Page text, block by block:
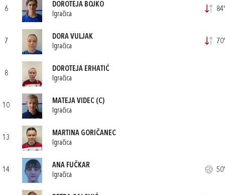
6
DOROTEJA BOJKO
Igračica
84'
7
DORA VULJAK
Igračica
70'
8
DOROTEJA ERHATIĆ
Igračica
10
MATEJA VIDEC (C)
Igračica
13
MARTINA GORIČANEC
Igračica
14
ANA FUČKAR
Igračica
50'